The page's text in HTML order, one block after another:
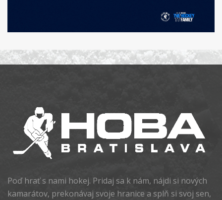
Poď hrať s nami hokej. Pridaj sa k nám, nájdi si nových
kamarátov, prekonávaj svoje hranice a splň si svoj sen,